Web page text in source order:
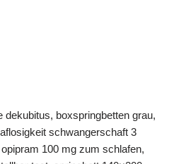
dekubitus, boxspringbetten grau,
schwangerschaft 3
100 mg zum schlafen,